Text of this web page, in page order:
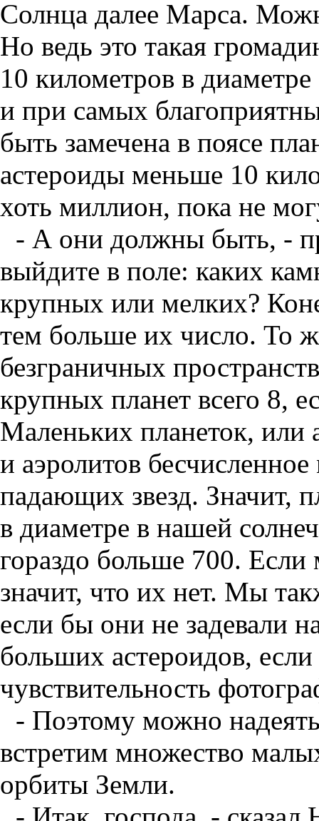
Солнца далее Марса.
Но ведь это такая
10 километров в
и при самых
быть замечена в поясе
астероиды меньше 10
хоть миллион, пока не
- А они должны быть, -
выйдите в поле: каких
крупных или мелких?
тем больше их число. То
безграничных
крупных планет всего 8,
Маленьких планеток, или
и аэролитов
падающих звезд. Значит,
в диаметре в нашей
гораздо больше 700.
значит, что их нет. Мы
если бы они не задевали
больших астероидов,
чувствительность
- Поэтому можно
встретим множество
орбиты Земли.